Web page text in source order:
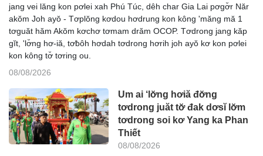
jang vei lăng kon pơlei xah Phú Túc, dêh char Gia Lai pơgơ̆r Năr
akŏm Joh ayŏ - Tơplŏng kơdou hơdrung kon kông 'măng mă 1
tơguăt hăm Akŏm kơchơ tơmam drăm OCOP. Tơdrong jang kăp
gĭt, 'lơ̆ng hơ-iă, tơƀôh hơdah tơdrong hơrih joh ayŏ kơ kon pơlei
kon kông tơ̆ tơring ou.
08/08/2026
Um ai ‘lơ̆ng hơiă đơ̆ng
tơdrong juăt tơ̆ đak dơsĭ lơ̆m
tơdrong soi kơ Yang ka Phan
Thiết
08/08/2026